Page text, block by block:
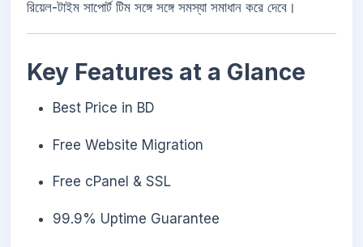
রিয়েল-টাইম সাপোর্ট টিম সঙ্গে সঙ্গে সমস্যা সমাধান করে দেবে।
Key Features at a Glance
Best Price in BD
Free Website Migration
Free cPanel & SSL
99.9% Uptime Guarantee